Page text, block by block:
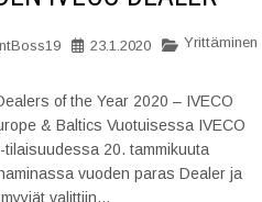
23.1.2020
Yrittäminen
of the Year 2020 – IVECO
& Baltics Vuotuisessa IVECO
tilaisuudessa 20. tammikuuta
vuoden paras Dealer ja
valittiin...